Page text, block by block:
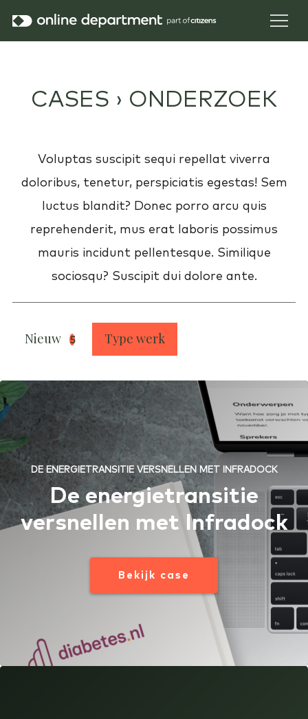
CASES › ONDERZOEK
Voluptas suscipit sequi repellat viverra
doloribus, tenetur, perspiciatis egestas! Sem
luctus blandit? Donec porro arcu quis
reprehenderit, mus erat laboris possimus
mauris incidunt pellentesque. Similique
sociosqu? Suscipit dui dolore ante.
Nieuw 5 Type werk
DE ENERGIETRANSITIE VERSNELLEN MET INFRADOCK
De energietransitie
versnellen met Infradock
Bekijk case